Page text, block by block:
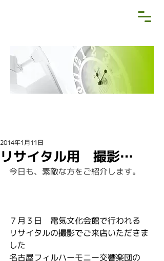
リサイタル用 撮影…
2014年1月11日
今日も、素敵な方をご紹介します。
７月３日　電気文化会館で行われる
リサイタルの撮影でご来店いただきま
した
名古屋フィルハーモニー交響楽団の